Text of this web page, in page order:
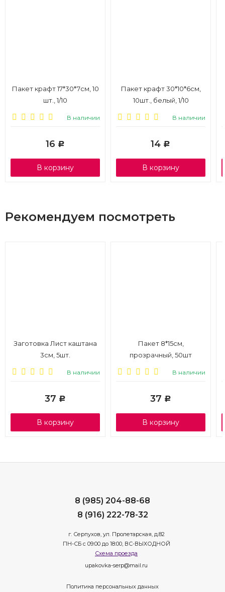
Пакет крафт 17*30*7см, 10
шт., 1/10
В наличии
16 Р
В корзину
Пакет крафт 30*10*6см,
10шт., белый, 1/10
В наличии
14 Р
В корзину
Рекомендуем посмотреть
Заготовка Лист каштана
3см, 5шт.
В наличии
37 Р
В корзину
Пакет 8*15см,
прозрачный, 50шт
В наличии
37 Р
В корзину
8 (985) 204-88-68
8 (916) 222-78-32
г. Серпухов, ул. Пролетарская, д.82
ПН-СБ с 09:00 до 18:00, ВС-ВЫХОДНОЙ
Схема проезда
upakovka-serp@mail.ru
Политика персональных данных